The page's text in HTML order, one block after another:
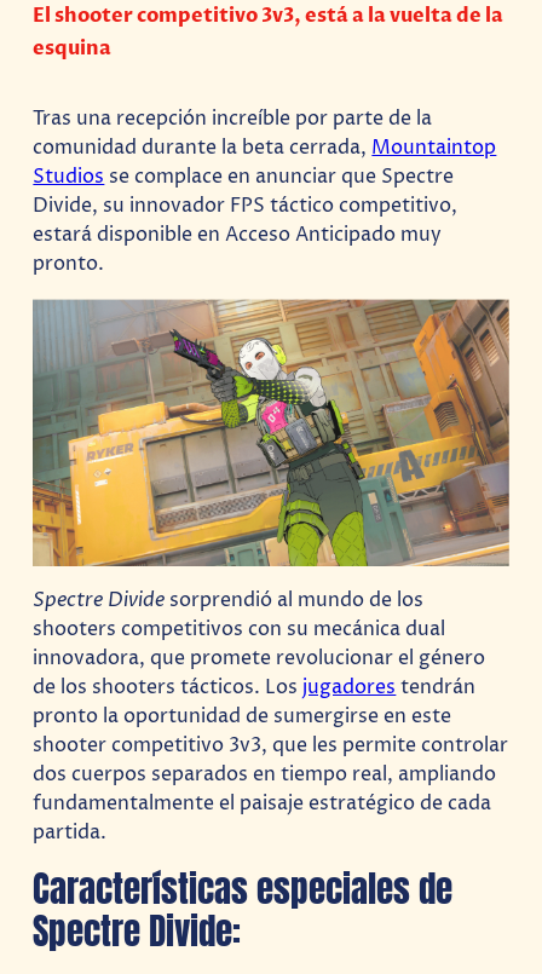
El shooter competitivo 3v3, está a la vuelta de la
esquina
Tras una recepción increíble por parte de la
comunidad durante la beta cerrada, Mountaintop
Studios se complace en anunciar que Spectre
Divide, su innovador FPS táctico competitivo,
estará disponible en Acceso Anticipado muy
pronto.
Spectre Divide sorprendió al mundo de los
shooters competitivos con su mecánica dual
innovadora, que promete revolucionar el género
de los shooters tácticos. Los jugadores tendrán
pronto la oportunidad de sumergirse en este
shooter competitivo 3v3, que les permite controlar
dos cuerpos separados en tiempo real, ampliando
fundamentalmente el paisaje estratégico de cada
partida.
Características especiales de
Spectre Divide: